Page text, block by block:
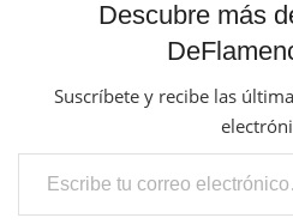
Descubre más
Suscríbete y recibe las
Escribe tu correo electrónico…